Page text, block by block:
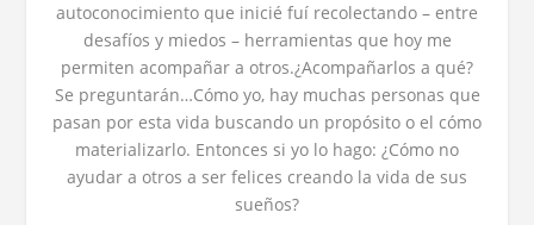
autoconocimiento que inicié fuí recolectando – entre
desafíos y miedos – herramientas que hoy me
permiten acompañar a otros.¿Acompañarlos a qué?
Se preguntarán…Cómo yo, hay muchas personas que
pasan por esta vida buscando un propósito o el cómo
materializarlo. Entonces si yo lo hago: ¿Cómo no
ayudar a otros a ser felices creando la vida de sus
sueños?